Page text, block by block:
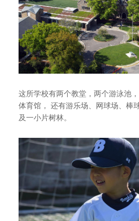
这所学校有两个教堂，两个游泳池
体育馆， 还有游乐场、网球场、棒
及一小片树林。